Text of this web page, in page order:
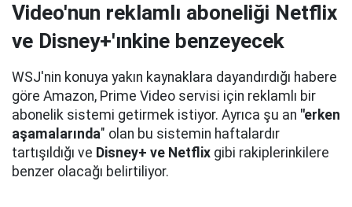
Video'nun reklamlı aboneliği Netflix
ve Disney+'ınkine benzeyecek
WSJ'nin konuya yakın kaynaklara dayandırdığı habere
göre Amazon, Prime Video servisi için reklamlı bir
abonelik sistemi getirmek istiyor. Ayrıca şu an "erken
aşamalarında" olan bu sistemin haftalardır
tartışıldığı ve Disney+ ve Netflix gibi rakiplerinkilere
benzer olacağı belirtiliyor.